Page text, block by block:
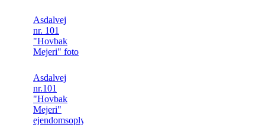
Asdalvej
nr. 101
"Hovbak
Mejeri" foto
Asdalvej
nr.101
"Hovbak
Mejeri"
ejendomsoplysninger